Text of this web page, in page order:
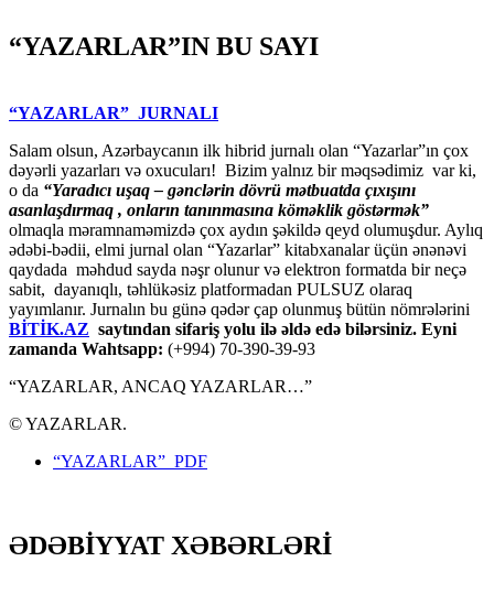
“YAZARLAR”IN BU SAYI
“YAZARLAR” JURNALI
Salam olsun, Azərbaycanın ilk hibrid jurnalı olan “Yazarlar”ın çox
dəyərli yazarları və oxucuları! Bizim yalnız bir məqsədimiz var ki,
o da “Yaradıcı uşaq – gәnclәrin dövrü mәtbuatda çıxışını
asanlaşdırmaq , onların tanınmasına kömәklik göstәrmәk”
olmaqla məramnaməmizdə çox aydın şəkildə qeyd olumuşdur. Aylıq
ədəbi-bədii, elmi jurnal olan “Yazarlar” kitabxanalar üçün ənənəvi
qaydada məhdud sayda nəşr olunur və elektron formatda bir neçə
sabit, dayanıqlı, təhlükəsiz platformadan PULSUZ olaraq
yayımlanır. Jurnalın bu günə qədər çap olunmuş bütün nömrələrini
BİTİK.AZ saytından sifariş yolu ilə əldə edə bilərsiniz. Eyni
zamanda Wahtsapp: (+994) 70-390-39-93
“YAZARLAR, ANCAQ YAZARLAR…”
© YAZARLAR.
“YAZARLAR” PDF
ƏDƏBİYYAT XƏBƏRLƏRİ